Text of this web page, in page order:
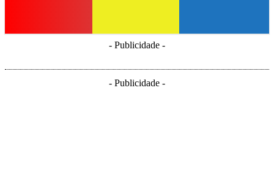
- Publicidade -
- Publicidade -